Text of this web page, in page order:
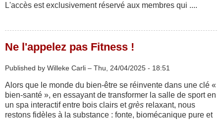
L'accès est exclusivement réservé aux membres qui ....
Ne l'appelez pas Fitness !
Published by Willeke Carli – Thu, 24/04/2025 - 18:51
Alors que le monde du bien-être se réinvente dans une clé «
bien-santé », en essayant de transformer la salle de sport en
un spa interactif entre bois clairs etgrès relaxant, nous
restons fidèles à la substance : fonte, biomécanique pure et